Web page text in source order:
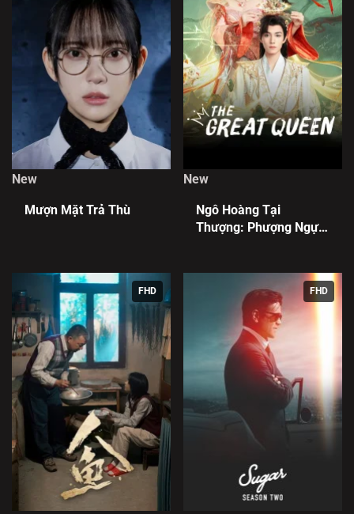
New
Mượn Mặt Trả Thù
New
Ngô Hoàng Tại
Thượng: Phượng Ngự
FHD FHD